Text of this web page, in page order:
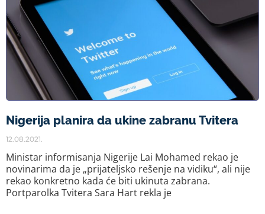
Nigerija planira da ukine zabranu Tvitera
12.08.2021.
Ministar informisanja Nigerije Lai Mohamed rekao je
novinarima da je „prijateljsko rešenje na vidiku“, ali nije
rekao konkretno kada će biti ukinuta zabrana.
Portparolka Tvitera Sara Hart rekla je